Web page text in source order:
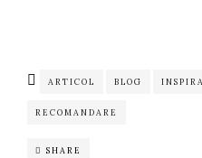
ARTICOL BLOG
RECOMANDARE
SHARE